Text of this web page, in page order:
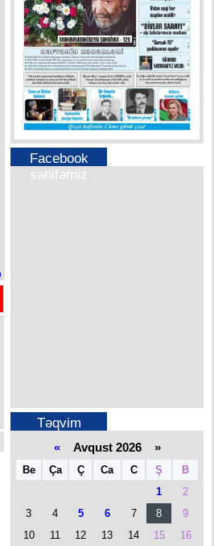
Facebook
səhifəmiz
Təqvim
«Avqust 2026 »
Be Ça Ç Ca C Ş
B
1
2
3
4 5 6 7 8
9
10
11 12 13 14 15
16